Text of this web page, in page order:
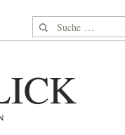
Suche nach: